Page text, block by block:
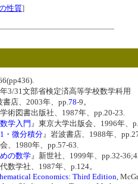
性質]
3/31文部省検定済高等学校数学科
書店、2003年、pp.78-9。
術図書出版社、1987年、pp.20-23.
学入門』東京大学出版会、1996年、p.
・微分積分』岩波書店、1988年、
、1980年、pp.57-63.
の数学』新世社、1999年、pp.32-
数学社、1987年、p.124。
Economics: Third Edition,